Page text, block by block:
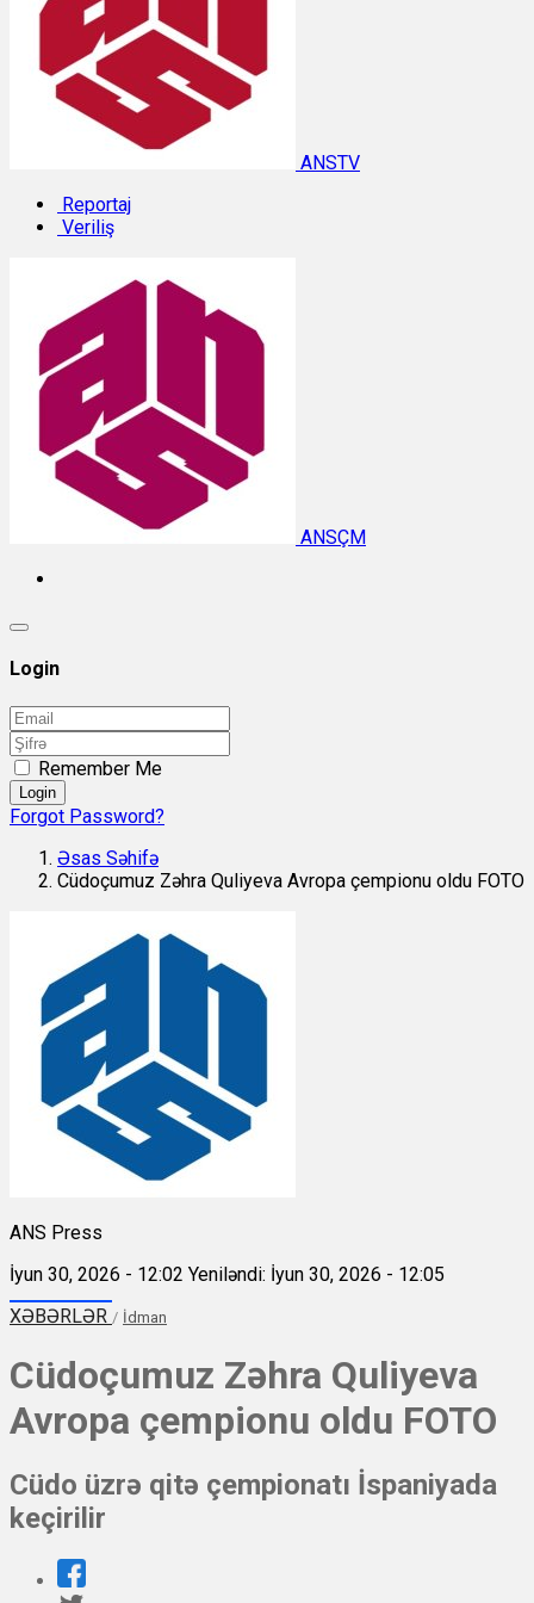
ANSTV
Reportaj
Veriliş
ANSÇM
Login
Remember Me
Login
Forgot Password?
Əsas Səhifə
Cüdoçumuz Zəhra Quliyeva Avropa çempionu oldu FOTO
ANS Press
İyun 30, 2026 - 12:02 Yeniləndi: İyun 30, 2026 - 12:05
XƏBƏRLƏR / İdman
Cüdoçumuz Zəhra Quliyeva
Avropa çempionu oldu FOTO
Cüdo üzrə qitə çempionatı İspaniyada
keçirilir